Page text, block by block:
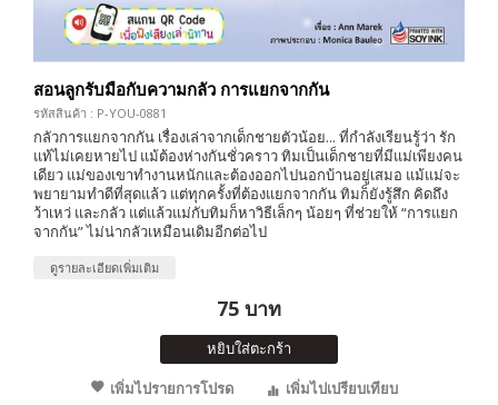
สอนลูกรับมือกับความกลัว การแยกจากกัน
รหัสสินค้า : P-YOU-0881
กลัวการแยกจากกัน เรื่องเล่าจากเด็กชายตัวน้อย... ที่กำลังเรียนรู้ว่า รัก
แท้ไม่เคยหายไป แม้ต้องห่างกันชั่วคราว ทิมเป็นเด็กชายที่มีแม่เพียงคน
เดียว แม่ของเขาทำงานหนักและต้องออกไปนอกบ้านอยู่เสมอ แม้แม่จะ
พยายามทำดีที่สุดแล้ว แต่ทุกครั้งที่ต้องแยกจากกัน ทิมก็ยังรู้สึก คิดถึง
ว้าเหว่ และกลัว แต่แล้วแม่กับทิมก็หาวิธีเล็กๆ น้อยๆ ที่ช่วยให้ “การแยก
จากกัน” ไม่น่ากลัวเหมือนเดิมอีกต่อไป
ดูรายละเอียดเพิ่มเติม
75 บาท
หยิบใส่ตะกร้า
เพิ่มไปรายการโปรด
เพิ่มไปเปรียบเทียบ